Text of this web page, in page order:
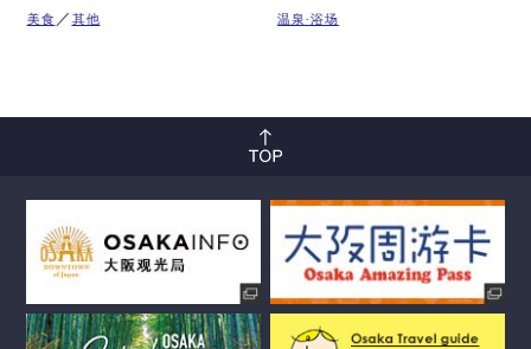
美食 其他 温泉·浴场